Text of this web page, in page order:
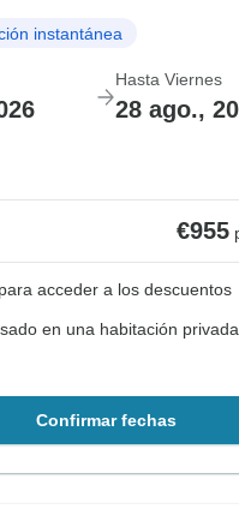
instantánea
Hasta Viernes
28 ago.,
€955
para acceder a los descuentos
en una habitación privada
Confirmar fechas